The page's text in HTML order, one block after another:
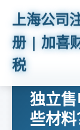
上海公司
册 | 加喜
税
独立
些材料